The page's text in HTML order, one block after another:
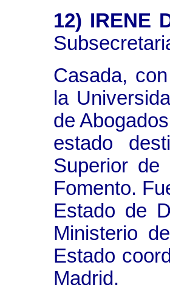
12) IRENE
Casada,
la
de
estado
Superior
Fomento.
Estado de
Ministerio
Estado
Madrid.